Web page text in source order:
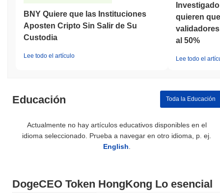
BNY Quiere que las Instituciones
Aposten Cripto Sin Salir de Su
Custodia
Lee todo el artículo
quieren
al 50%
Lee todo el
Educación Toda la Educación
Actualmente no hay artículos educativos disponibles en el
idioma seleccionado. Prueba a navegar en otro idioma, p. ej.
English
DogeCEO Token HongKong Lo esencial